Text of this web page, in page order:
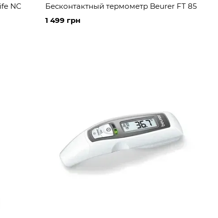
NC
Бесконтактный термометр Beurer FT 85
1 499 грн